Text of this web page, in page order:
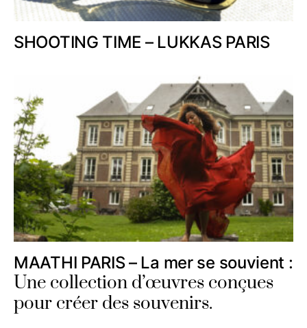
SHOOTING TIME – LUKKAS PARIS
MAATHI PARIS – La mer se souvient :
Une collection d’œuvres conçues
pour créer des souvenirs.